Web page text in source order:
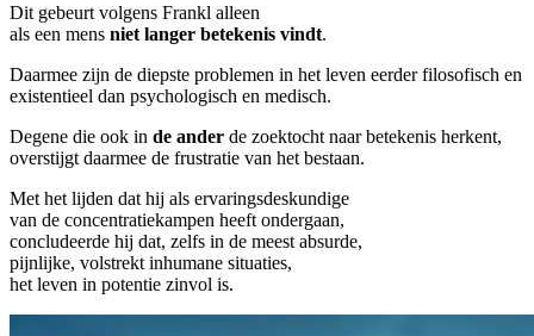
Dit gebeurt volgens Frankl alleen
als een mens niet langer betekenis vindt.
Daarmee zijn de diepste problemen in het leven eerder filosofisch en
existentieel dan psychologisch en medisch.
Degene die ook in de ander de zoektocht naar betekenis herkent,
overstijgt daarmee de frustratie van het bestaan.
Met het lijden dat hij als ervaringsdeskundige
van de concentratiekampen heeft ondergaan,
concludeerde hij dat, zelfs in de meest absurde,
pijnlijke, volstrekt inhumane situaties,
het leven in potentie zinvol is.